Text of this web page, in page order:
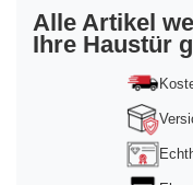
powered
Alle Artikel
Ihre Haustür